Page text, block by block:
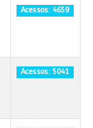
Acessos: 4659
Acessos: 5041